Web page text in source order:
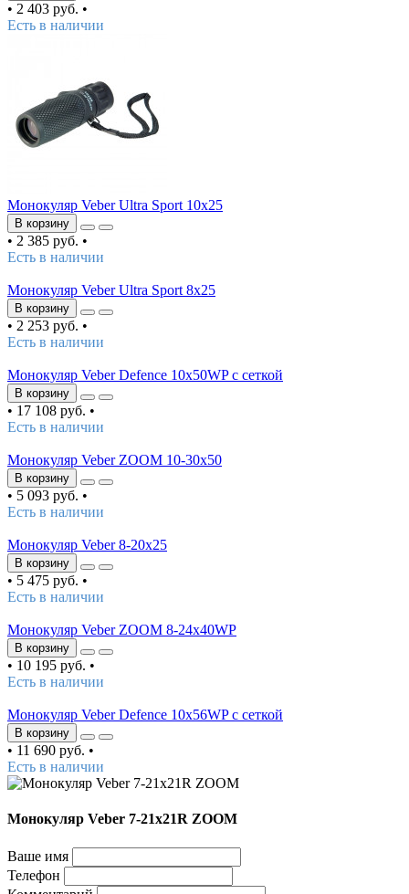
• 2 403 руб. •
Есть в наличии
Монокуляр Veber Ultra Sport 10x25
В корзину
• 2 385 руб. •
Есть в наличии
Монокуляр Veber Ultra Sport 8x25
В корзину
• 2 253 руб. •
Есть в наличии
Монокуляр Veber Defence 10х50WP с сеткой
В корзину
• 17 108 руб. •
Есть в наличии
Монокуляр Veber ZOOM 10-30x50
В корзину
• 5 093 руб. •
Есть в наличии
Монокуляр Veber 8-20x25
В корзину
• 5 475 руб. •
Есть в наличии
Монокуляр Veber ZOOM 8-24x40WP
В корзину
• 10 195 руб. •
Есть в наличии
Монокуляр Veber Defence 10х56WP с сеткой
В корзину
• 11 690 руб. •
Есть в наличии
Монокуляр Veber 7-21x21R ZOOM
Ваше имя
Телефон